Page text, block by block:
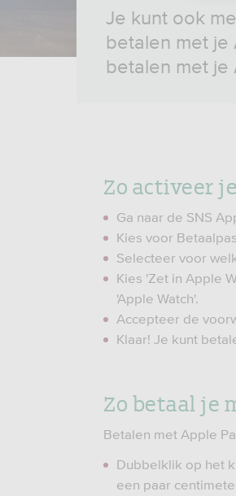
Je kunt ook
betalen met je
betalen met je
Zo activeer
Ga naar de SNS
Kies voor
Selecteer voor
Kies 'Zet in Apple
'Apple Watch'.
Accepteer de
Klaar! Je kunt
Zo betaal je
Betalen met Apple
Dubbelklik op het
een paar